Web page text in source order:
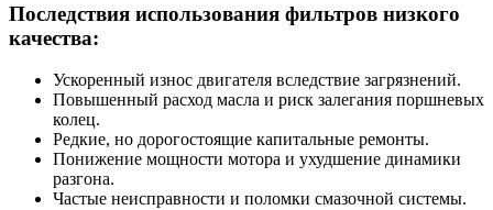
Последствия использования фильтров низкого
качества:
Ускоренный износ двигателя вследствие загрязнений.
Повышенный расход масла и риск залегания поршневых
колец.
Редкие, но дорогостоящие капитальные ремонты.
Понижение мощности мотора и ухудшение динамики
разгона.
Частые неисправности и поломки смазочной системы.